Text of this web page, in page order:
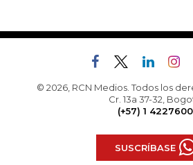
© 2026, RCN Medios. Todos los
Cr. 13a 37-32,
(+57) 1 4227600
SUSCRÍBASE